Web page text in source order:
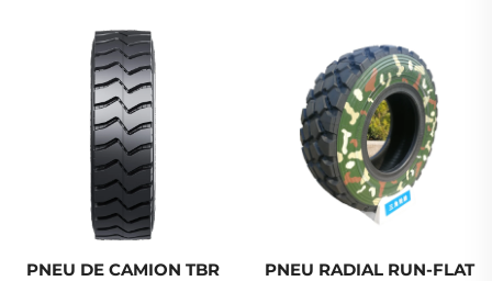
route
PNEU DE CAMION TBR
PNEU RADIAL RUN-FLAT